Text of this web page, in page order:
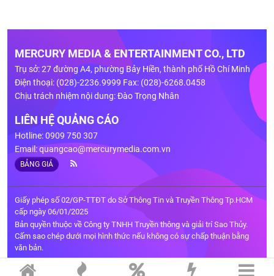
MERCURY MEDIA & ENTERTAINMENT CO., LTD
Trụ sở: 27 đường A4, phường Bảy Hiền, thành phố Hồ Chí Minh
Điện thoại: (028)-2236.9999 Fax: (028)-6268.0458
Chịu trách nhiệm nội dung: Đào Trọng Nhân
LIÊN HỆ QUẢNG CÁO
Hotline: 0909 750 307
Email:quangcao@mercurymedia.com.vn
BẢNG GIÁ
Giấy phép số 02/GP-TTĐT do Sở Thông Tin và Truyền Thông Tp.HCM
cấp ngày 06/01/2025
Bản quyền thuộc về Công ty TNHH Truyền thông và giải trí Sao Thủy.
Cấm sao chép dưới mọi hình thức nếu không có sự chấp thuận bằng
văn bản.